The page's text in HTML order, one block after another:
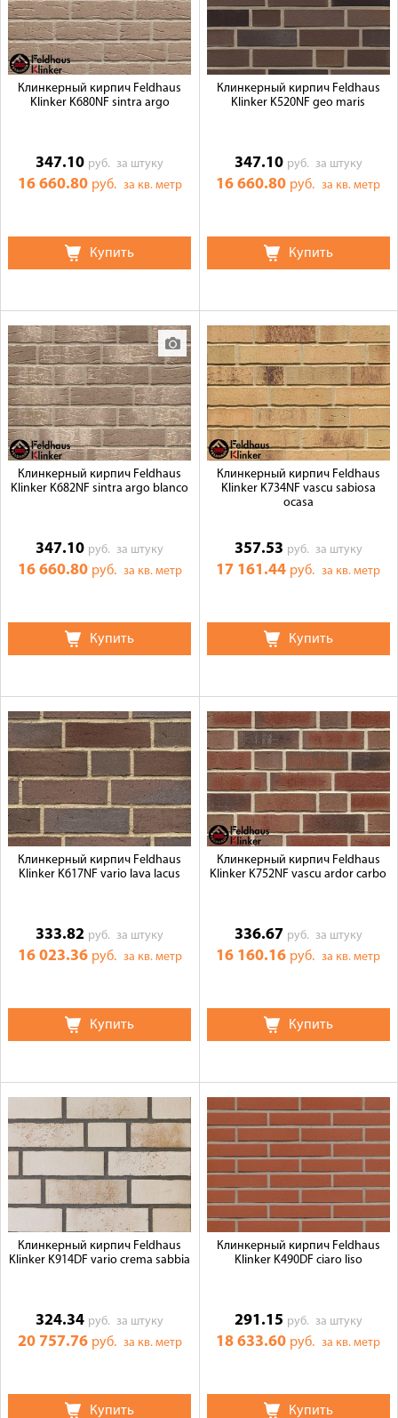
Клинкерный кирпич Feldhaus
Klinker K680NF sintra argo
347.10 руб.за штуку
16 660.80 руб. за кв. метр
Купить
Клинкерный кирпич Feldhaus
Klinker K520NF geo maris
347.10 руб. за штуку
16 660.80 руб.за кв. метр
Купить
Клинкерный кирпич Feldhaus
Klinker K682NF sintra argo blanco
347.10 руб.за штуку
16 660.80 руб. за кв. метр
Купить
Клинкерный кирпич Feldhaus
Klinker K734NF vascu sabiosa
ocasa
357.53 руб. за штуку
17 161.44 руб.за кв. метр
Купить
Клинкерный кирпич Feldhaus
Klinker K617NF vario lava lacus
333.82 руб.за штуку
16 023.36 руб. за кв. метр
Купить
Клинкерный кирпич Feldhaus
Klinker K752NF vascu ardor carbo
336.67 руб. за штуку
16 160.16 руб.за кв. метр
Купить
Клинкерный кирпич Feldhaus
Klinker K914DF vario crema sabbia
324.34 руб.за штуку
20 757.76 руб. за кв. метр
Купить
Клинкерный кирпич Feldhaus
Klinker K490DF ciaro liso
291.15 руб. за штуку
18 633.60 руб.за кв. метр
Купить